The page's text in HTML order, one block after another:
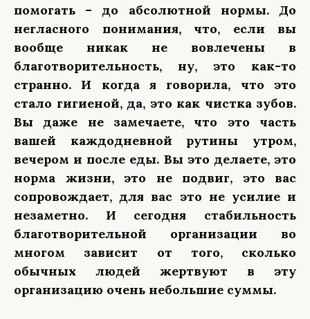
помогать – до абсолютной нормы. До
негласного понимания, что, если вы
вообще никак не вовлечены в
благотворительность, ну, это как-то
странно. И когда я говорила, что это
стало гигиеной, да, это как чистка зубов.
Вы даже не замечаете, что это часть
вашей каждодневной рутины утром,
вечером и после еды. Вы это делаете, это
норма жизни, это не подвиг, это вас
сопровождает, для вас это не усилие и
незаметно. И сегодня стабильность
благотворительной организации во
многом зависит от того, сколько
обычных людей жертвуют в эту
организацию очень небольшие суммы.